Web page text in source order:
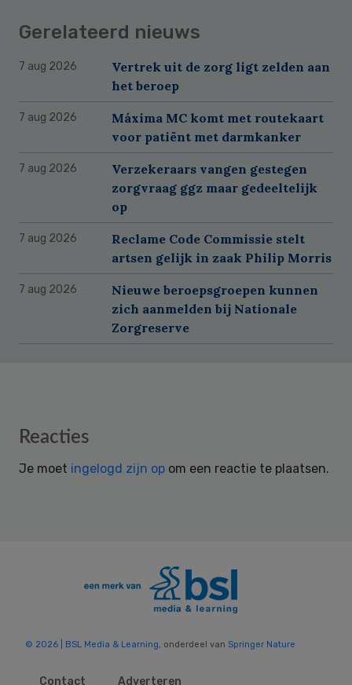
Gerelateerd nieuws
7 aug 2026
Vertrek uit de zorg ligt zelden aan
het beroep
7 aug 2026
Máxima MC komt met routekaart
voor patiënt met darmkanker
7 aug 2026
Verzekeraars vangen gestegen
zorgvraag ggz maar gedeeltelijk
op
7 aug 2026
Reclame Code Commissie stelt
artsen gelijk in zaak Philip Morris
7 aug 2026
Nieuwe beroepsgroepen kunnen
zich aanmelden bij Nationale
Zorgreserve
Reader
Reacties
Je moet ingelogd zijn op om een reactie te plaatsen.
© 2026 | BSL Media & Learning, onderdeel van Springer Nature
Contact Adverteren